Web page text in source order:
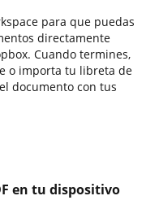
para que puedas
directamente
Cuando termines,
o importa tu libreta de
documento con tus
en tu dispositivo